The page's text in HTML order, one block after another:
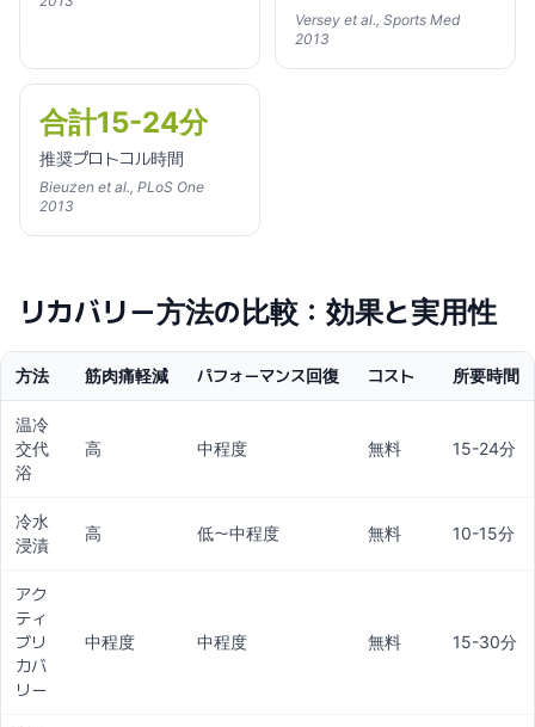
Versey et al., Sports Med
2013
合計15-24分
推奨プロトコル時間
Bieuzen et al., PLoS One
2013
リカバリー方法の比較：効果と実用性
方法 筋肉痛軽減 パフォーマンス回復 コスト 所要時間
温冷
交代
浴
高 中程度 無料 15-24分
冷水
浸漬
高 低〜中程度 無料 10-15分
アク
ティ
ブリ
カバ
リー
中程度 中程度 無料 15-30分